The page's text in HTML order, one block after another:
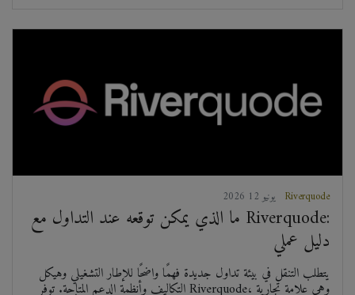
2026 يونيو 12 Riverquode
ما الذي يمكن توقعه عند التداول مع Riverquode:
دليل عملي
يتطلب التنقل في بيئة تداول جديدة فهمًا واضحًا للإطار التشغيلي وهيكل
التكاليف وأنظمة الدعم المتاحة. توفر Riverquode، وهي علامة تجارية